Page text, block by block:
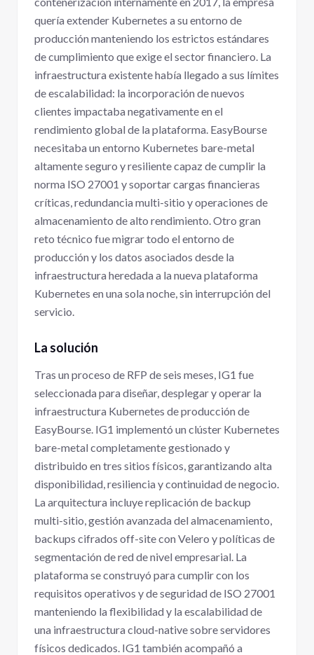
quería extender Kubernetes a su entorno de
producción manteniendo los estrictos estándares
de cumplimiento que exige el sector financiero. La
infraestructura existente había llegado a sus límites
de escalabilidad: la incorporación de nuevos
clientes impactaba negativamente en el
rendimiento global de la plataforma. EasyBourse
necesitaba un entorno Kubernetes bare-metal
altamente seguro y resiliente capaz de cumplir la
norma ISO 27001 y soportar cargas financieras
críticas, redundancia multi-sitio y operaciones de
almacenamiento de alto rendimiento. Otro gran
reto técnico fue migrar todo el entorno de
producción y los datos asociados desde la
infraestructura heredada a la nueva plataforma
Kubernetes en una sola noche, sin interrupción del
servicio.
La solución
Tras un proceso de RFP de seis meses, IG1 fue
seleccionada para diseñar, desplegar y operar la
infraestructura Kubernetes de producción de
EasyBourse. IG1 implementó un clúster Kubernetes
bare-metal completamente gestionado y
distribuido en tres sitios físicos, garantizando alta
disponibilidad, resiliencia y continuidad de negocio.
La arquitectura incluye replicación de backup
multi-sitio, gestión avanzada del almacenamiento,
backups cifrados off-site con Velero y políticas de
segmentación de red de nivel empresarial. La
plataforma se construyó para cumplir con los
requisitos operativos y de seguridad de ISO 27001
manteniendo la flexibilidad y la escalabilidad de
una infraestructura cloud-native sobre servidores
físicos dedicados. IG1 también acompañó a